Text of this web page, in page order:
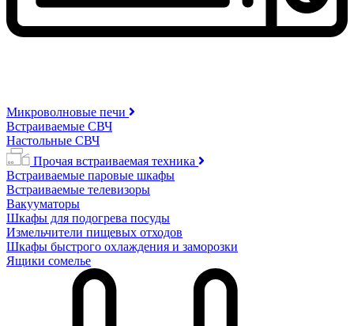
Микроволновые печи
Встраиваемые СВЧ
Настольные СВЧ
Прочая встраиваемая техника
Встраиваемые паровые шкафы
Встраиваемые телевизоры
Вакууматоры
Шкафы для подогрева посуды
Измельчители пищевых отходов
Шкафы быстрого охлаждения и заморозки
Ящики сомелье